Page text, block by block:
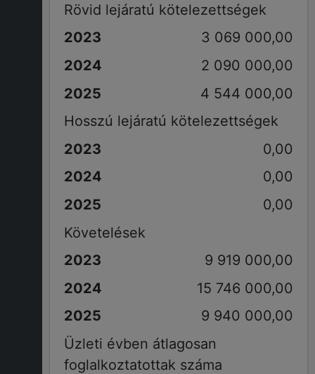
Rövid lejáratú kötelezettségek
3 069 000,00
2 090 000,00
4 544 000,00
Hosszú lejáratú kötelezettségek
0,00
0,00
0,00
Követelések
9 919 000,00
15 746 000,00
9 940 000,00
Üzleti évben átlagosan
foglalkoztatottak száma